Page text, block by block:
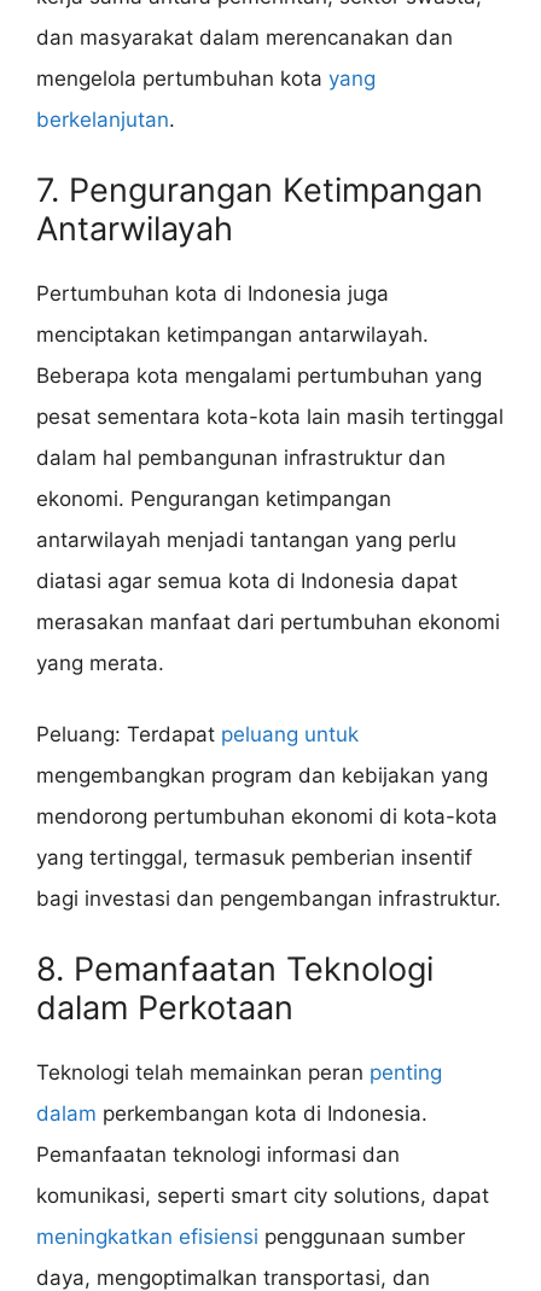
dan masyarakat dalam merencanakan dan
mengelola pertumbuhan kota yang
berkelanjutan.
7. Pengurangan Ketimpangan
Antarwilayah
Pertumbuhan kota di Indonesia juga
menciptakan ketimpangan antarwilayah.
Beberapa kota mengalami pertumbuhan yang
pesat sementara kota-kota lain masih tertinggal
dalam hal pembangunan infrastruktur dan
ekonomi. Pengurangan ketimpangan
antarwilayah menjadi tantangan yang perlu
diatasi agar semua kota di Indonesia dapat
merasakan manfaat dari pertumbuhan ekonomi
yang merata.
Peluang: Terdapat peluang untuk
mengembangkan program dan kebijakan yang
mendorong pertumbuhan ekonomi di kota-kota
yang tertinggal, termasuk pemberian insentif
bagi investasi dan pengembangan infrastruktur.
8. Pemanfaatan Teknologi
dalam Perkotaan
Teknologi telah memainkan peran penting
dalam perkembangan kota di Indonesia.
Pemanfaatan teknologi informasi dan
komunikasi, seperti smart city solutions, dapat
meningkatkan efisiensi penggunaan sumber
daya, mengoptimalkan transportasi, dan